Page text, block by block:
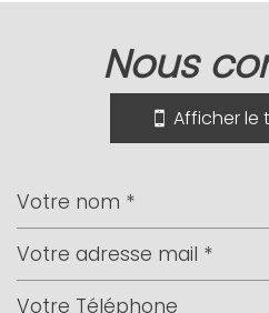
nous
Afficher le